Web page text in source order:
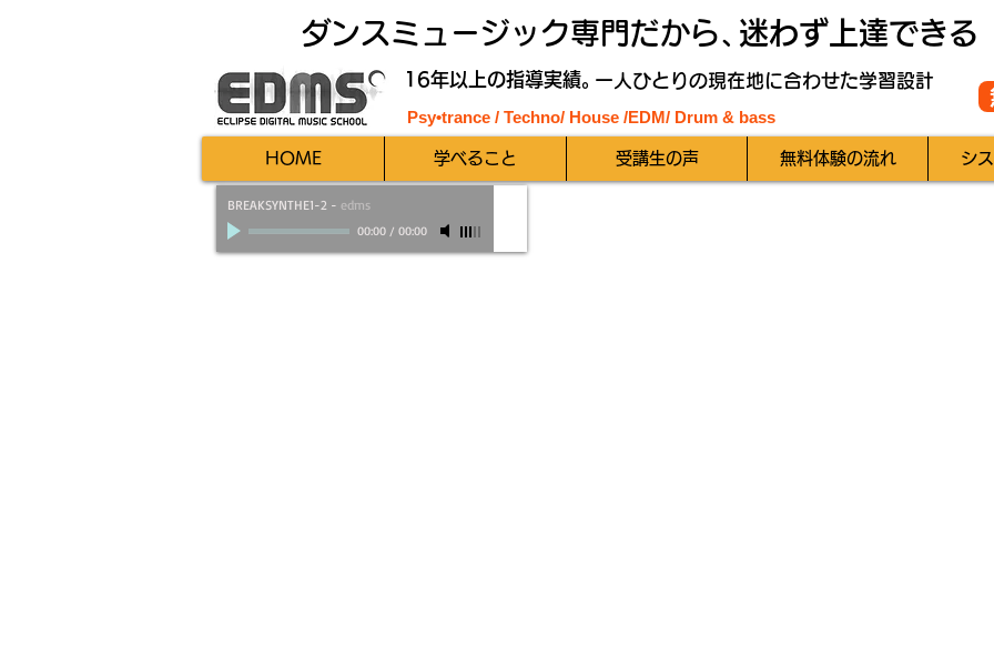
ダンスミュージック専門だから、迷わず上達できる
16年以上の指導実績。一人ひとりの現在地に合わせた学習設計
Psy•trance / Techno/ House /EDM/ Drum & bass
HOME 学べること 受講生の声 無料体験の流れ シ
BREAKSYNTHE1-2 - edms
00:00/ 00:00